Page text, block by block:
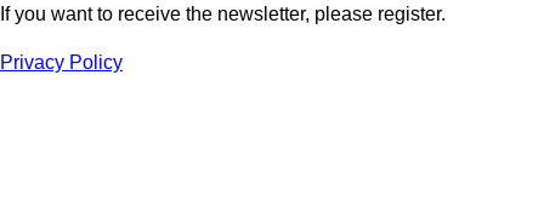
If you want to receive the newsletter, please register.
Privacy Policy